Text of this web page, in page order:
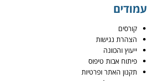
עמודים
קורסים
הצהרת נגישות
ייעוץ והכוונה
פיתוח אבות טיפוס
תקנון האתר ופרטיות